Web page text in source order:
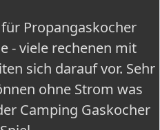
Propangaskocher
- viele rechenen mit
sich darauf vor. Sehr
ohne Strom was
Camping Gaskocher